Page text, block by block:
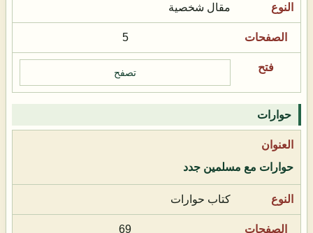
مقال شخصية
5
تصفح
حوارات
حوارات مع مسلمين جدد
كتاب حوارات
69